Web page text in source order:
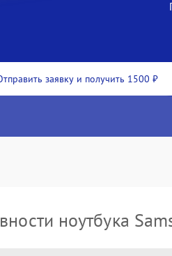
заявку и получить 1500 ₽
ноутбука